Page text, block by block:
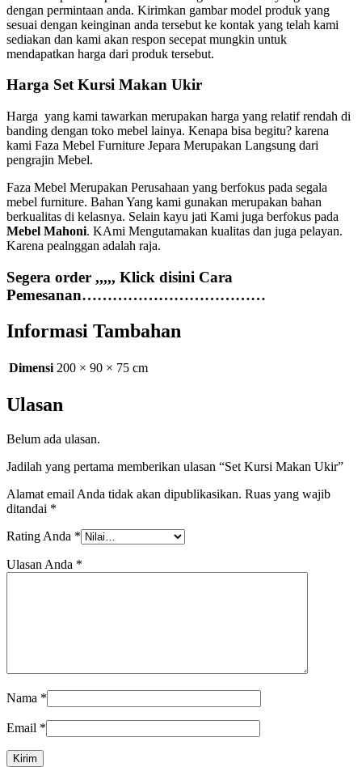
dengan permintaan anda. Kirimkan gambar model produk yang
sesuai dengan keinginan anda tersebut ke kontak yang telah kami
sediakan dan kami akan respon secepat mungkin untuk
mendapatkan harga dari produk tersebut.
Harga Set Kursi Makan Ukir
Harga yang kami tawarkan merupakan harga yang relatif rendah di
banding dengan toko mebel lainya. Kenapa bisa begitu? karena
kami Faza Mebel Furniture Jepara Merupakan Langsung dari
pengrajin Mebel.
Faza Mebel Merupakan Perusahaan yang berfokus pada segala
mebel furniture. Bahan Yang kami gunakan merupakan bahan
berkualitas di kelasnya. Selain kayu jati Kami juga berfokus pada
Mebel Mahoni. KAmi Mengutamakan kualitas dan juga pelayan.
Karena pealnggan adalah raja.
Segera order ,,,,, Klick disini Cara
Pemesanan………………………………
Informasi Tambahan
Dimensi 200 × 90 × 75 cm
Ulasan
Belum ada ulasan.
Jadilah yang pertama memberikan ulasan “Set Kursi Makan Ukir”
Alamat email Anda tidak akan dipublikasikan. Ruas yang wajib
ditandai *
Rating Anda *
Ulasan Anda *
Nama *
Email *